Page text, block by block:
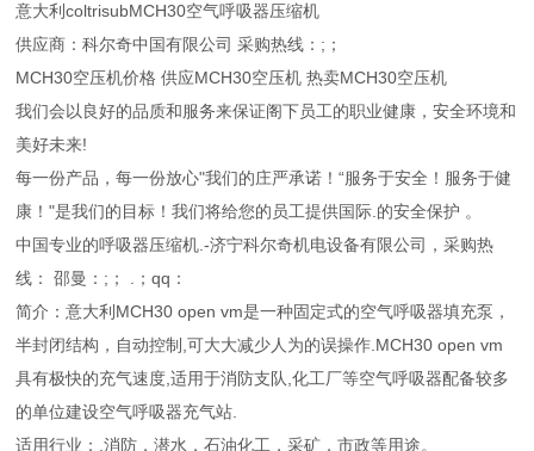
意大利coltrisubMCH30空气呼吸器压缩机
供应商：科尔奇中国有限公司 采购热线：;；
MCH30空压机价格 供应MCH30空压机 热卖MCH30空压机
我们会以良好的品质和服务来保证阁下员工的职业健康，安全环境和
美好未来!
每一份产品，每一份放心"我们的庄严承诺！“服务于安全！服务于健
康！"是我们的目标！我们将给您的员工提供国际.的安全保护 。
中国专业的呼吸器压缩机.-济宁科尔奇机电设备有限公司，采购热
线： 邵曼：;； .；qq：
简介：意大利MCH30 open vm是一种固定式的空气呼吸器填充泵，
半封闭结构，自动控制,可大大减少人为的误操作.MCH30 open vm
具有极快的充气速度,适用于消防支队,化工厂等空气呼吸器配备较多
的单位建设空气呼吸器充气站.
适用行业：.消防，潜水，石油化工，采矿，市政等用途。